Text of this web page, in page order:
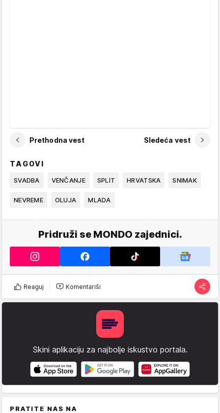
Prethodna vest Sledeća vest
TAGOVI
SVADBA VENČANJE SPLIT HRVATSKA SNIMAK
NEVREME OLUJA MLADA
Pridruži se MONDO zajednici.
Reaguj Komentariši
Skini aplikaciju za najbolje iskustvo portala.
PRATITE NAS NA